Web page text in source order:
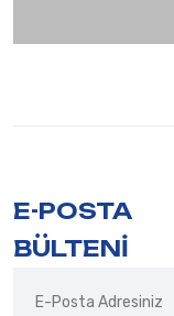
E-POSTA
BÜLTENİ